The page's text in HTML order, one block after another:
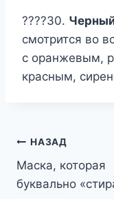
????30.
смотрится во
с оранжевым,
красным,
Навигация
по
НАЗАД
Маска, которая
буквально